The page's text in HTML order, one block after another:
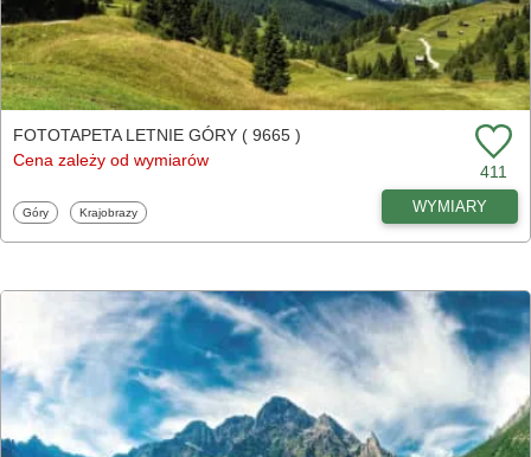
FOTOTAPETA LETNIE GÓRY ( 9665 )
Cena zależy od wymiarów
411
Fototapety
Góry Fototapety
Krajobrazy WYMIARY